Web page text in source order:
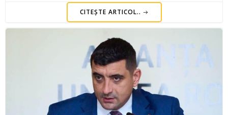
CITEȘTE ARTICOL..